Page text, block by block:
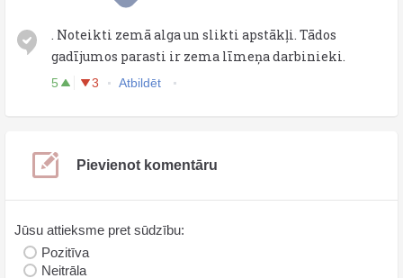
. Noteikti zemā alga un slikti apstākļi. Tādos
gadījumos parasti ir zema līmeņa darbinieki.
5 3 Atbildēt
Pievienot komentāru
Jūsu attieksme pret sūdzību:
Pozitīva
Neitrāla